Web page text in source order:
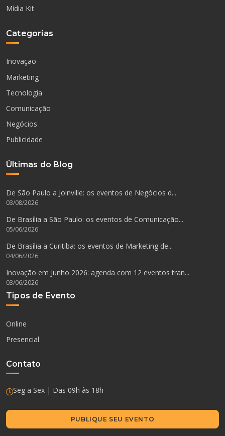
Mídia Kit
Categorias
Inovação
Marketing
Tecnologia
Comunicação
Negócios
Publicidade
Últimas do Blog
De São Paulo a Joinville: os eventos de Negócios d...
03/08/2026
De Brasília a São Paulo: os eventos de Comunicação...
05/06/2026
De Brasília a Curitiba: os eventos de Marketing de...
04/06/2026
Inovação em Junho 2026: agenda com 12 eventos tran...
03/06/2026
Tipos de Evento
Online
Presencial
Contato
Seg a Sex | Das 09h às 18h
PUBLIQUE SEU EVENTO